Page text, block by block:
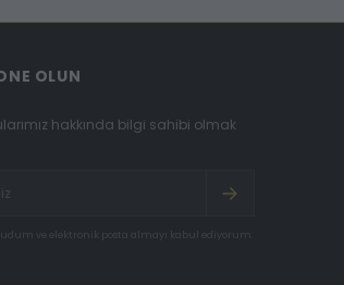
OLUN
hakkında bilgi sahibi olmak
ve elektronik posta almayı kabul ediyorum.